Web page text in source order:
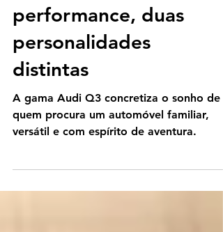
mesma
performance, duas
personalidades
distintas
A gama Audi Q3 concretiza o sonho de
quem procura um automóvel familiar,